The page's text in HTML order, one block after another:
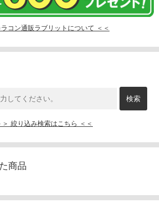
ラコン通販ラブリットについて ＜＜
＞ 絞り込み検索はこちら ＜＜
商品